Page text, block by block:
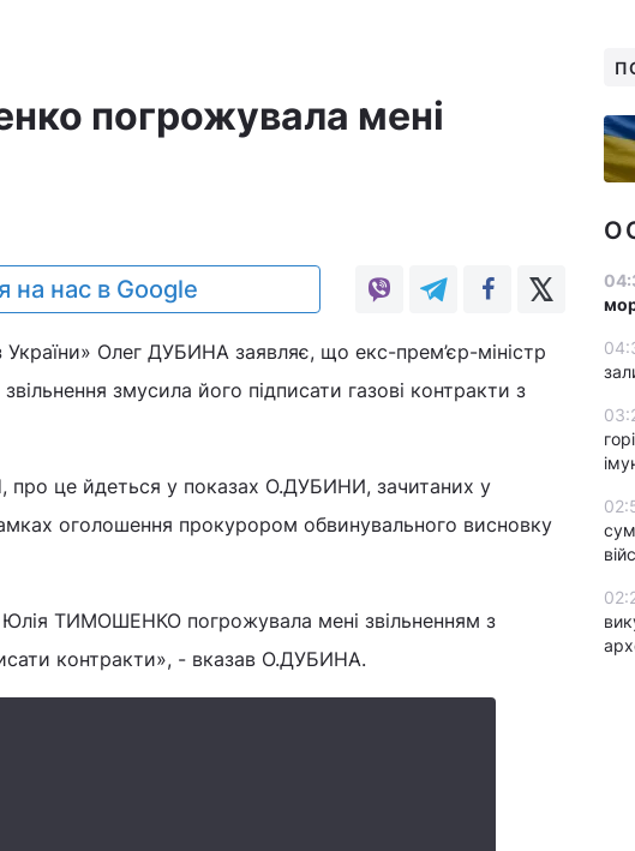
погрожувала мені
на нас в Google
Олег ДУБИНА заявляє, що екс-прем’єр-міністр
змусила його підписати газові контракти з
про це йдеться у показах О.ДУБИНИ, зачитаних у
оголошення прокурором обвинувального висновку
Юлія ТИМОШЕНКО погрожувала мені звільненням з
контракти», - вказав О.ДУБИНА.